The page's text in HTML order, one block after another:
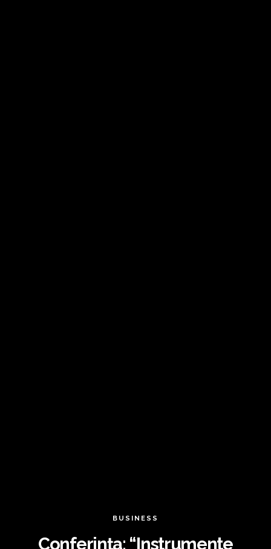
BUSINESS
Conferința: “Instrumente